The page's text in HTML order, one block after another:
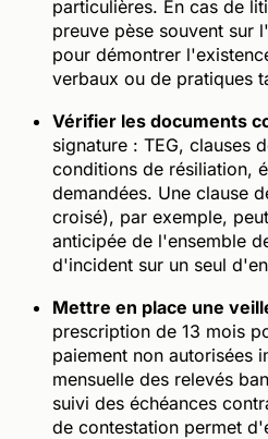
particulières. En cas de
preuve pèse souvent sur
pour démontrer
verbaux ou de pratiques
Vérifier les documents
signature : TEG, clauses
conditions de résiliation,
demandées. Une clause
croisé), par exemple,
anticipée de l'ensemble
d'incident sur un seul
Mettre en place une
prescription de 13 mois
paiement non autorisées
mensuelle des relevés
suivi des échéances
de contestation permet